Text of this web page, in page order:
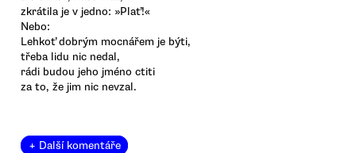
zkrátila je v jedno: »Plať!«
Nebo:
Lehkoť dobrým mocnářem je býti,
třeba lidu nic nedal,
rádi budou jeho jméno ctiti
za to, že jim nic nevzal.
+ Další komentáře